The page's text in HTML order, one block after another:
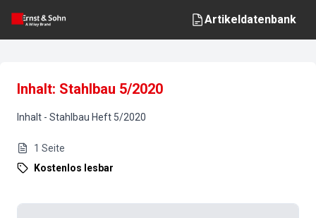
Artikeldatenbank
Inhalt: Stahlbau 5/2020
Inhalt - Stahlbau Heft 5/2020
1 Seite
Kostenlos lesbar